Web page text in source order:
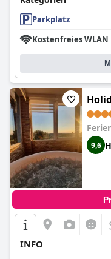
Parkplatz
Kostenfreies WLAN
9,6
INFO